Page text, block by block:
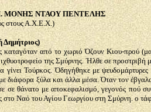
ΜΟΝΗΣ ΝΤΑΟΥ ΠΕΝΤΕΛΗΣ
στους Α.Χ.Ε.Χ.)
καταγόταν από το χωριό Όζουν Κιου-πρού
της Σμύρνης. Ήλθε σε προστριβή
γίνει Τούρκος. Όδηγήθηκε με
διάφορα ξύλα και άλλα μέσα. Όταν τον
σε θάνατο με αποκεφαλισμό, γεγονός πού
στο Ναό του Αγίου Γεωργίου στη Σμύρνη. ο